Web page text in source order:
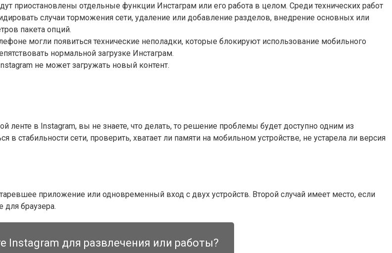
приостановлены отдельные функции Инстаграм или его работа в целом. Среди технических работ
случаи торможения сети, удаление или добавление разделов, внедрение основных или
пакета опций.
могли появиться технические неполадки, которые блокируют использование мобильного
нормальной загрузке Инстаграм.
не может загружать новый контент.
ленте в Instagram, вы не знаете, что делать, то решение проблемы будет доступно одним из
стабильности сети, проверить, хватает ли памяти на мобильном устройстве, не устарела ли версия
приложение или одновременный вход с двух устройств. Второй случай имеет место, если
для браузера.
Instagram для развлечения или работы?